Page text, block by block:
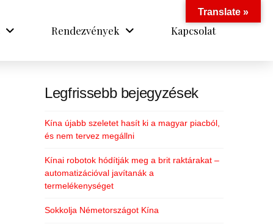
Rendezvények Kapcsolat
Legfrissebb bejegyzések
Kína újabb szeletet hasít ki a magyar piacból,
és nem tervez megállni
Kínai robotok hódítják meg a brit raktárakat –
automatizációval javítanák a
termelékenységet
Sokkolja Németországot Kína
Translate »